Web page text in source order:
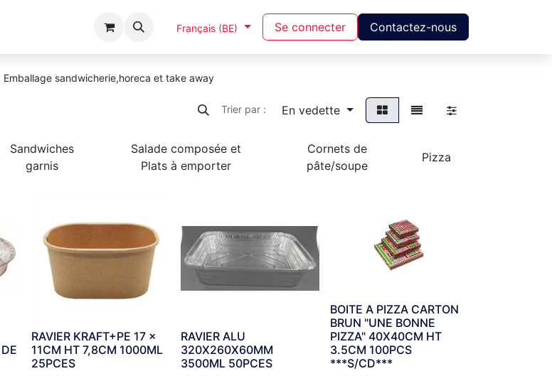
A Propos Français (BE) Se connecter Contactez-nous
Emballage sandwicherie,horeca et take away
Trier par : En vedette
Sandwiches
garnis
Salade composée et
Plats à emporter
Cornets de
pâte/soupe
Pizza
RAVIER KRAFT+PE 17 x
11CM HT 7,8CM 1000ML
25PCES
RAVIER ALU
320X260X60MM
3500ML 50PCES
BOITE A PIZZA CARTON
BRUN "UNE BONNE
PIZZA" 40X40CM HT
3.5CM 100PCS
***S/CD***